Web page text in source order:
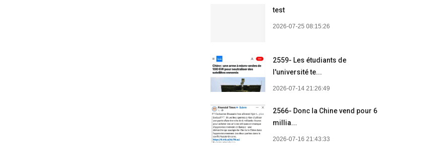
test
2026-07-25 08:15:26
2559- Les étudiants de
l'université te...
2026-07-14 21:26:49
2566- Donc la Chine vend pour 6
millia...
2026-07-16 21:43:33